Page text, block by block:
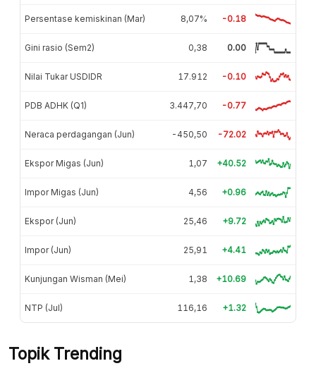
Persentase kemiskinan (Mar) 8,07% -0.18
Gini rasio (Sem2) 0,38 0.00
Nilai Tukar USDIDR 17.912 -0.10
PDB ADHK (Q1) 3.447,70 -0.77
Neraca perdagangan (Jun) -450,50 -72.02
Ekspor Migas (Jun) 1,07 +40.52
Impor Migas (Jun) 4,56 +0.96
Ekspor (Jun) 25,46 +9.72
Impor (Jun) 25,91 +4.41
Kunjungan Wisman (Mei) 1,38 +10.69
NTP (Jul) 116,16 +1.32
Topik Trending